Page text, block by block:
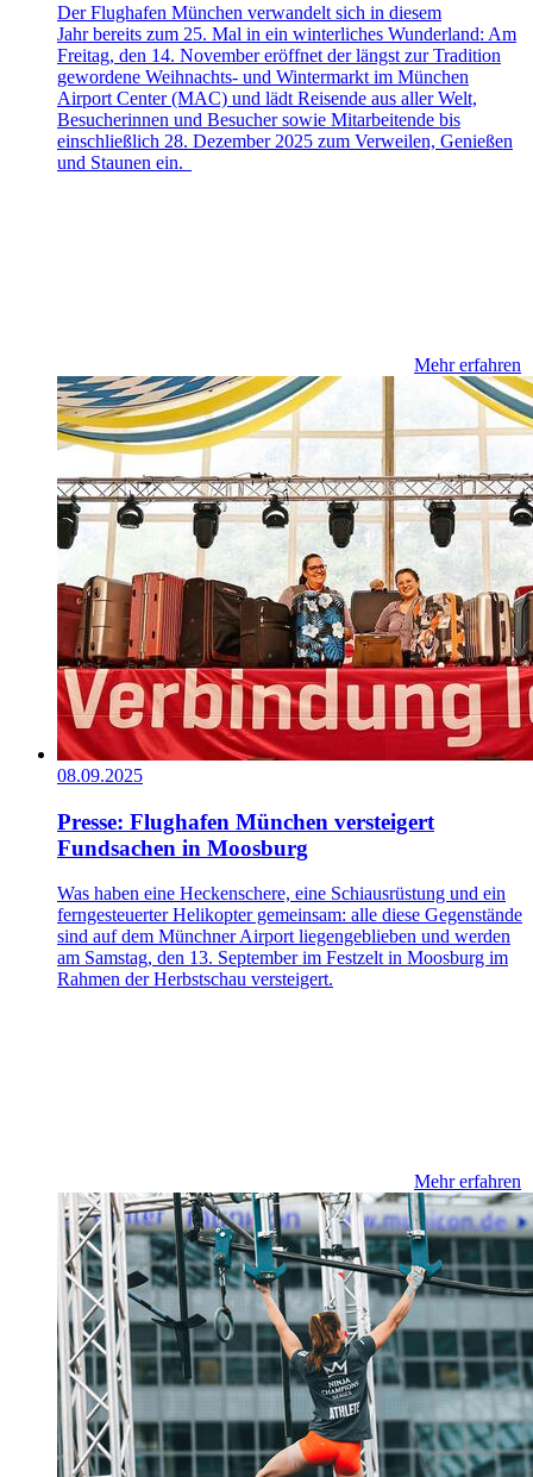
Der Flughafen München verwandelt sich in diesem
Jahr bereits zum 25. Mal in ein winterliches Wunderland: Am
Freitag, den 14. November eröffnet der längst zur Tradition
gewordene Weihnachts- und Wintermarkt im München
Airport Center (MAC) und lädt Reisende aus aller Welt,
Besucherinnen und Besucher sowie Mitarbeitende bis
einschließlich 28. Dezember 2025 zum Verweilen, Genießen
und Staunen ein.
Mehr erfahren
08.09.2025
Presse: Flughafen München versteigert
Fundsachen in Moosburg
Was haben eine Heckenschere, eine Schiausrüstung und ein
ferngesteuerter Helikopter gemeinsam: alle diese Gegenstände
sind auf dem Münchner Airport liegengeblieben und werden
am Samstag, den 13. September im Festzelt in Moosburg im
Rahmen der Herbstschau versteigert.
Mehr erfahren